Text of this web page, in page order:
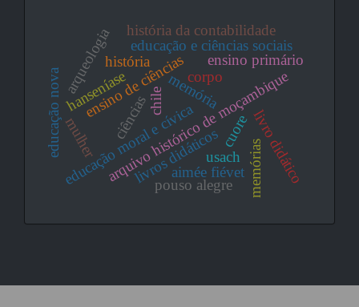
arquivo histórico de moçambique
história
memória
ensino de ciências
livros didáticos
educação e ciências sociais
educação moral e cívica livro didático
aimée fiévet
mulher
ensino primário
educação nova ciências
pouso alegre
arqueologia
memórias
história da contabilidade
chile
usach
cuore
hanseníase corpo